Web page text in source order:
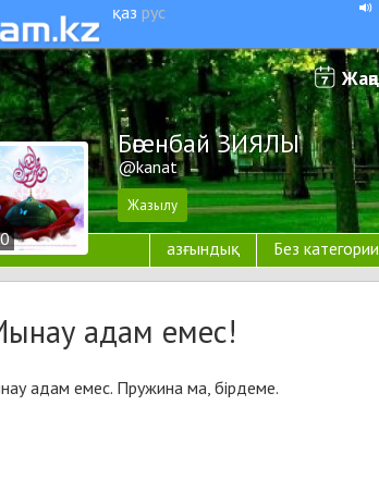
қаз рус
Жаңа
0
Бөгенбай ЗИЯЛЫ
@kanat
азғындық Без категории
адам емес!
адам емес. Пружина ма, бірдеме.